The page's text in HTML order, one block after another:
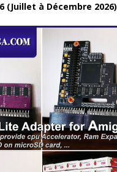
(Juillet à Décembre 2026)